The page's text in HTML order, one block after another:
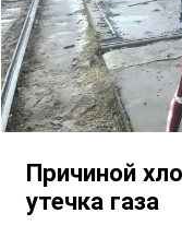
Причиной
утечка газа